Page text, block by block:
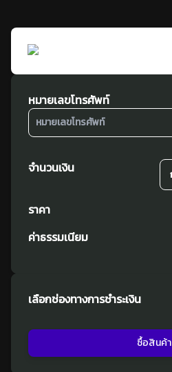
หมายเลขโทรศัพท์
จำนวนเงิน
ราคา
ค่าธรรมเนียม
เลือกช่องทางการชำระเงิน
ซื้อสินค้า